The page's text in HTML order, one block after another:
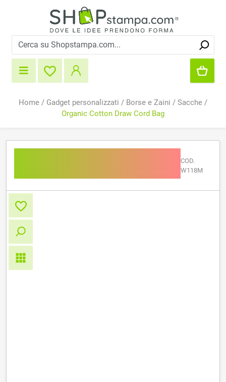
Home / Gadget personalizzati / Borse e Zaini / Sacche /
Organic Cotton Draw Cord Bag
COD.
W118M